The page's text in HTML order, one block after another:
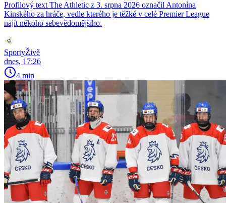
Profilový text The Athletic z 3. srpna 2026 označil Antonína
Kinského za hráče, vedle kterého je těžké v celé Premier League
najít někoho sebevědomějšího.
SportyŽivě
dnes, 17:26
4 min